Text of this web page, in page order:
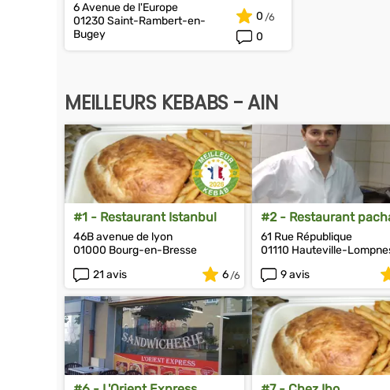
6 Avenue de l'Europe
01230 Saint-Rambert-en-
Bugey
0
0
MEILLEURS KEBABS - AIN
#1 - Restaurant Istanbul
46B avenue de lyon
01000 Bourg-en-Bresse
21 avis
6
#2 - Restaurant
kebab
61 Rue République
01110 Hauteville-
9 avis